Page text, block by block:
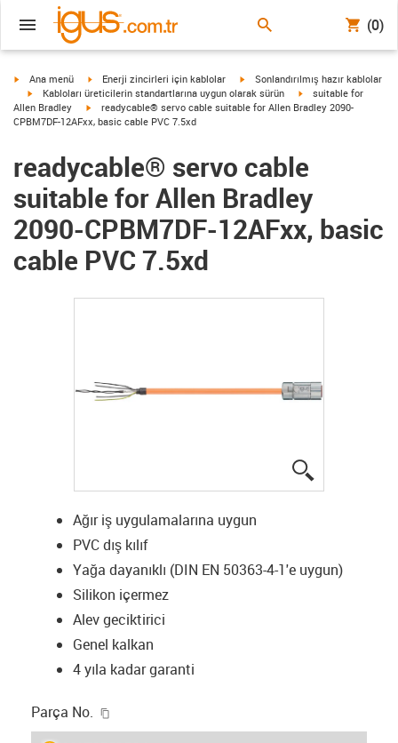
(0)
igus-icon-arrow-right
Ana menü igus-icon-arrow-right
Enerji zincirleri için kablolar igus-icon-arrow-right
Sonlandırılmış hazır kablolar
igus-icon-arrow-right
Kabloları üreticilerin standartlarına uygun olarak sürün igus-icon-arrow-right
suitable for
Allen Bradley
igus-icon-arrow-right
readycable® servo cable suitable for Allen Bradley 2090-
CPBM7DF-12AFxx, basic cable PVC 7.5xd
readycable® servo cable
suitable for Allen Bradley
2090-CPBM7DF-12AFxx, basic
cable PVC 7.5xd
Ağır iş uygulamalarına uygun
PVC dış kılıf
Yağa dayanıklı (DIN EN 50363-4-1'e uygun)
Silikon içermez
Alev geciktirici
Genel kalkan
4 yıla kadar garanti
Parça No.